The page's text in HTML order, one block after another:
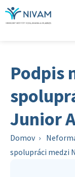
Podpis
Junior
Domov ›
spolupráci medzi